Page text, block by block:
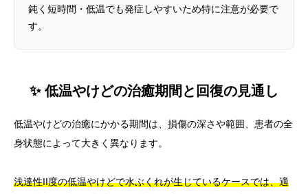
鈍く短時間・低温でも発症しやすいため特に注意が必要で
す。
✨ 低温やけどの治癒期間と回復の見通し
低温やけどの治癒にかかる期間は、損傷の深さや範囲、患者の全
身状態によって大きく異なります。
浅達性II度の低温やけどで水ぶくれが生じているケースでは、適